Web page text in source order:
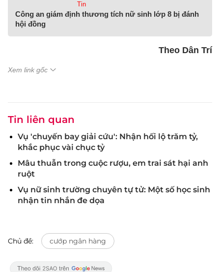
Tin
Công an giám định thương tích nữ sinh lớp 8 bị đánh
hội đồng
Theo Dân Trí
Xem link gốc
Tin liên quan
Vụ 'chuyến bay giải cứu': Nhận hối lộ trăm tỷ,
khắc phục vài chục tỷ
Mâu thuẫn trong cuộc rượu, em trai sát hại anh
ruột
Vụ nữ sinh trường chuyên tự tử: Một số học sinh
nhận tin nhắn đe dọa
Chủ đề: cướp ngân hàng